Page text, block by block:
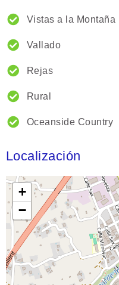
Vistas a la Montaña
Vallado
Rejas
Rural
Oceanside Country
Localización
+
−